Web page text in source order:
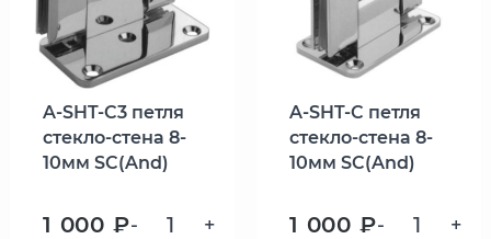
A-SHT-C3 петля
стекло-стена 8-
10мм SC(And)
1 000 ₽- +
A-SHT-C петля
стекло-стена 8-
10мм SC(And)
1 000 ₽- +